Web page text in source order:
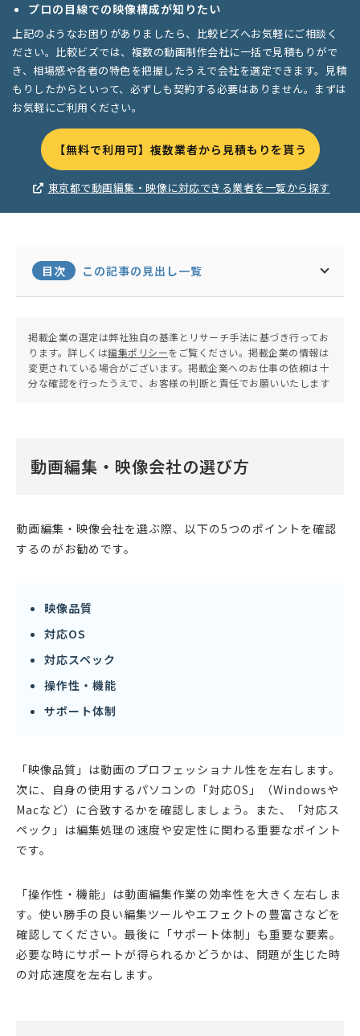
プロの目線での映像構成が知りたい
上記のようなお困りがありましたら、比較ビズへお気軽にご相談く
ださい。比較ビズでは、複数の動画制作会社に一括で見積もりがで
き、相場感や各者の特色を把握したうえで会社を選定できます。見積
もりしたからといって、必ずしも契約する必要はありません。まずは
お気軽にご利用ください。
【無料で利用可】複数業者から見積もりを貰う
東京都で動画編集・映像に対応できる業者を一覧から探す
目次 この記事の見出し一覧
掲載企業の選定は弊社独自の基準とリサーチ手法に基づき行ってお
ります。詳しくは編集ポリシーをご覧ください。掲載企業の情報は
変更されている場合がございます。掲載企業へのお仕事の依頼は十
分な確認を行ったうえで、お客様の判断と責任でお願いいたします
動画編集・映像会社の選び方
動画編集・映像会社を選ぶ際、以下の5つのポイントを確認
するのがお勧めです。
映像品質
対応OS
対応スペック
操作性・機能
サポート体制
「映像品質」は動画のプロフェッショナル性を左右します。
次に、自身の使用するパソコンの「対応OS」（Windowsや
Macなど）に合致するかを確認しましょう。また、「対応ス
ペック」は編集処理の速度や安定性に関わる重要なポイント
です。
「操作性・機能」は動画編集作業の効率性を大きく左右しま
す。使い勝手の良い編集ツールやエフェクトの豊富さなどを
確認してください。最後に「サポート体制」も重要な要素。
必要な時にサポートが得られるかどうかは、問題が生じた時
の対応速度を左右します。